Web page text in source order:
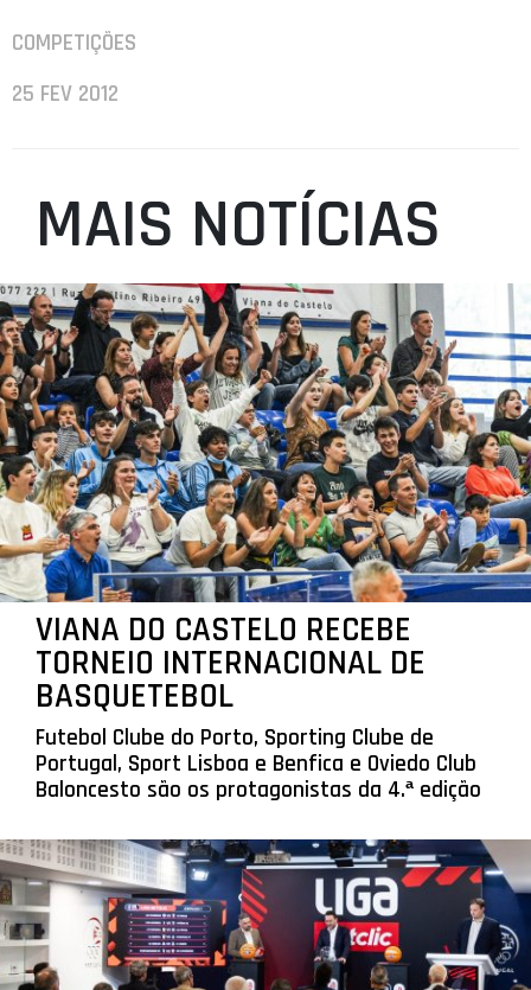
COMPETIÇÕES
25 FEV 2012
MAIS NOTÍCIAS
VIANA DO CASTELO RECEBE
TORNEIO INTERNACIONAL DE
BASQUETEBOL
Futebol Clube do Porto, Sporting Clube de
Portugal, Sport Lisboa e Benfica e Oviedo Club
Baloncesto são os protagonistas da 4.ª edição